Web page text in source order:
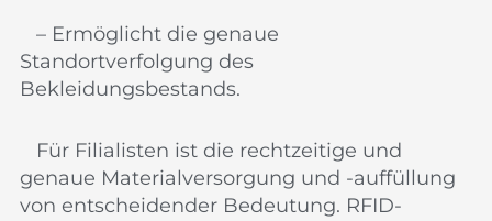
– Ermöglicht die genaue
Standortverfolgung des
Bekleidungsbestands.
Für Filialisten ist die rechtzeitige und
genaue Materialversorgung und -auffüllung
von entscheidender Bedeutung. RFID-